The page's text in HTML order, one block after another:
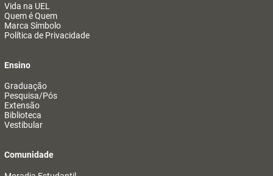
Vida na UEL
Quem é Quem
Marca Símbolo
Política de Privacidade
Ensino
Graduação
Pesquisa/Pós
Extensão
Biblioteca
Vestibular
Comunidade